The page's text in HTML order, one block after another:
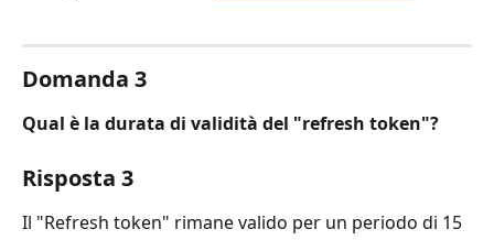
Domanda 3
Qual è la durata di validità del "refresh token"?
Risposta 3
Il "Refresh token" rimane valido per un periodo di 15